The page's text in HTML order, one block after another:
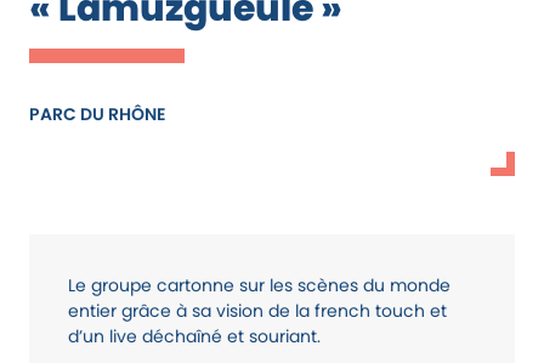
PARC DU RHÔNE
Le groupe cartonne sur les scènes du monde
entier grâce à sa vision de la french touch et
d’un live déchaîné et souriant.